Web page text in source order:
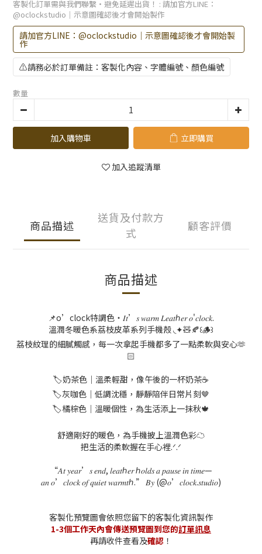
客製化訂單需與我們聯繫・避免延遲出貨！ : 請加官方LINE：
@oclockstudio｜示意圖確認後才會開始製作
請加官方LINE：@oclockstudio｜示意圖確認後才會開始製
作
⚠️請務必於訂單備註：客製化內容、字體編號、顏色編號
數量
加入購物車 立即購買
加入追蹤清單
商品描述
送貨及付款方
式
顧客評價
商品描述
📌o’clock特調色・ 𝐼𝑡’ 𝑠𝑤𝑎𝑟𝑚𝐿𝑒𝑎𝑡ℎ𝑒𝑟𝑜'𝑐𝑙𝑜𝑐𝑘.
溫潤冬暖色系荔枝皮革系列手機殼◟✦🧸🍂꒰🪵꒱
荔枝紋理的細膩觸感，每一次拿起手機都多了一點柔軟與安心🫶
🏻
🏷️奶茶色｜溫柔輕甜，像午後的一杯奶茶☕
🏷️灰咖色｜低調沈穩，靜靜陪伴日常片刻🤎
🏷️橘棕色｜溫暖個性，為生活添上一抹秋🍁
舒適剛好的暖色，為手機披上溫潤色彩☁️
把生活的柔軟握在手心裡.ᐟ.ᐟ
“𝐴𝑡𝑦𝑒𝑎𝑟’ 𝑠𝑒𝑛𝑑, 𝑙𝑒𝑎𝑡ℎ𝑒𝑟ℎ𝑜𝑙𝑑𝑠𝑎𝑝𝑎𝑢𝑠𝑒𝑖𝑛𝑡𝑖𝑚𝑒—
𝑎𝑛𝑜’ 𝑐𝑙𝑜𝑐𝑘𝑜𝑓𝑞𝑢𝑖𝑒𝑡𝑤𝑎𝑟𝑚𝑡ℎ.” 𝐵𝑦 (@𝑜’ 𝑐𝑙𝑜𝑐𝑘.𝑠𝑡𝑢𝑑𝑖𝑜)
客製化預覽圖會依照您留下的客製化資訊製作
1-3個工作天內會傳送預覽圖到您的訂單訊息
再請收件查看及確認 ！